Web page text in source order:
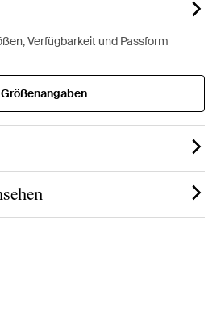
Verfügbarkeit und Passform